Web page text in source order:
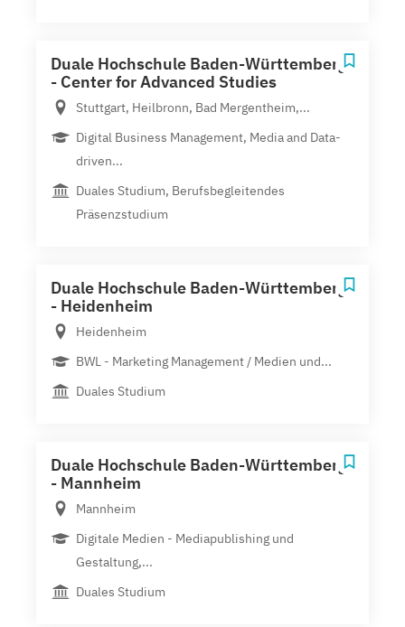
Duale Hochschule Baden-Württemberg
- Center for Advanced Studies
Stuttgart, Heilbronn, Bad Mergentheim,...
Digital Business Management, Media and Data-
driven...
Duales Studium, Berufsbegleitendes
Präsenzstudium
Duale Hochschule Baden-Württemberg
- Heidenheim
Heidenheim
BWL - Marketing Management / Medien und...
Duales Studium
Duale Hochschule Baden-Württemberg
- Mannheim
Mannheim
Digitale Medien - Mediapublishing und
Gestaltung,...
Duales Studium